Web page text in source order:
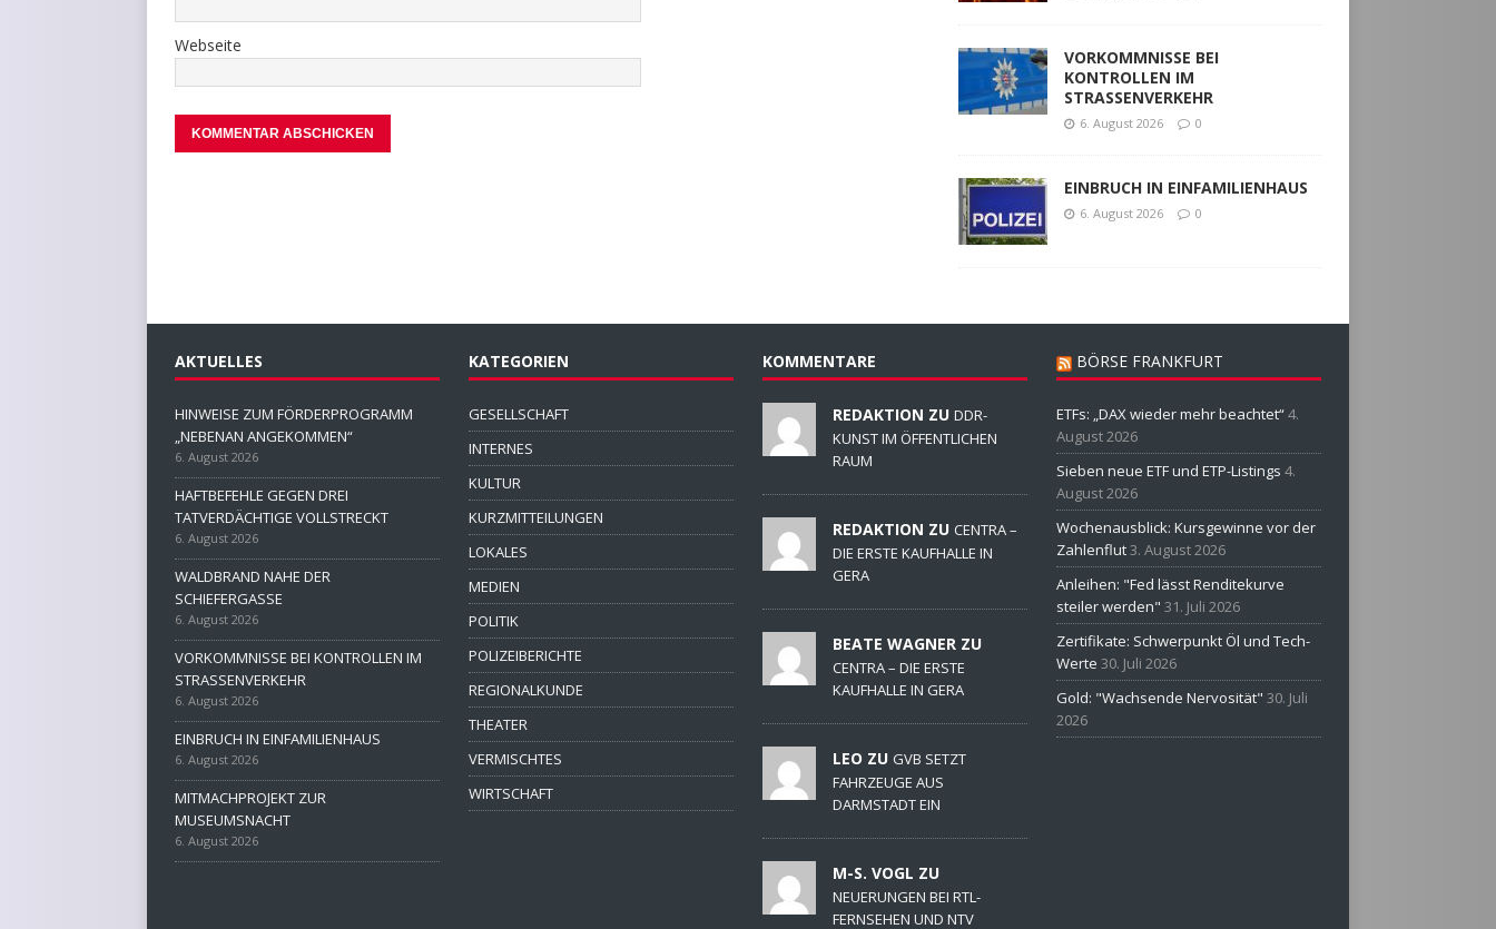
Webseite
VORKOMMNISSE BEI
KONTROLLEN IM
STRASSENVERKEHR
6. August 2026 0
EINBRUCH IN EINFAMILIENHAUS
6. August 2026 0
AKTUELLES
HINWEISE ZUM FÖRDERPROGRAMM
„NEBENAN ANGEKOMMEN“
6. August 2026
HAFTBEFEHLE GEGEN DREI
TATVERDÄCHTIGE VOLLSTRECKT
6. August 2026
WALDBRAND NAHE DER
SCHIEFERGASSE
6. August 2026
VORKOMMNISSE BEI KONTROLLEN IM
STRASSENVERKEHR
6. August 2026
EINBRUCH IN EINFAMILIENHAUS
6. August 2026
MITMACHPROJEKT ZUR
MUSEUMSNACHT
6. August 2026
KATEGORIEN
GESELLSCHAFT
INTERNES
KULTUR
KURZMITTEILUNGEN
LOKALES
MEDIEN
POLITIK
POLIZEIBERICHTE
REGIONALKUNDE
THEATER
VERMISCHTES
WIRTSCHAFT
KOMMENTARE
REDAKTION ZU DDR-
KUNST IM ÖFFENTLICHEN
RAUM
REDAKTION ZU CENTRA –
DIE ERSTE KAUFHALLE IN
GERA
BEATE WAGNER ZU
CENTRA – DIE ERSTE
KAUFHALLE IN GERA
LEO ZU GVB SETZT
FAHRZEUGE AUS
DARMSTADT EIN
M-S. VOGL ZU
NEUERUNGEN BEI RTL-
FERNSEHEN UND NTV
BÖRSE FRANKFURT
ETFs: „DAX wieder mehr beachtet“4.
August 2026
Sieben neue ETF und ETP-Listings 4.
August 2026
Wochenausblick: Kursgewinne vor der
Zahlenflut3. August 2026
Anleihen: "Fed lässt Renditekurve
steiler werden" 31. Juli 2026
Zertifikate: Schwerpunkt Öl und Tech-
Werte 30. Juli 2026
Gold: "Wachsende Nervosität" 30. Juli
2026